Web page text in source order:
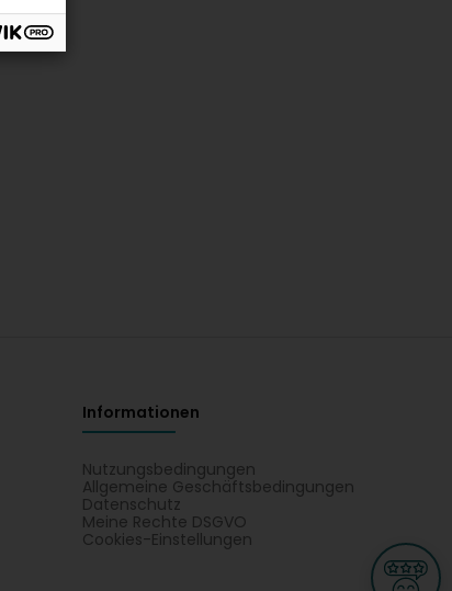
Informationen
Nutzungsbedingungen
Allgemeine Geschäftsbedingungen
Datenschutz
Meine Rechte DSGVO
Cookies-Einstellungen